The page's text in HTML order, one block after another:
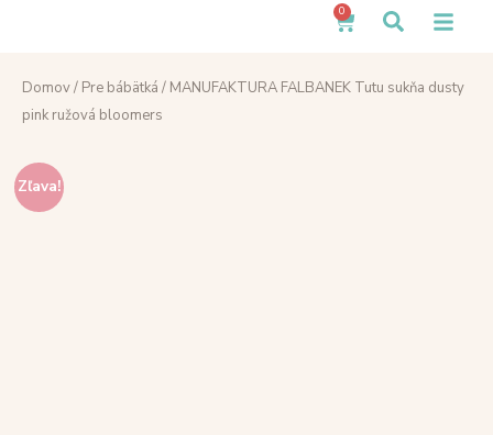
0
Domov/ Pre bábätká / MANUFAKTURA FALBANEK Tutu sukňa dusty
pink ružová bloomers
Zľava!